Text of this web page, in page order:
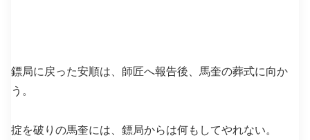
鏢局に戻った安順は、師匠へ報告後、馬奎の葬式に向か
う。
掟を破りの馬奎には、鏢局からは何もしてやれない。